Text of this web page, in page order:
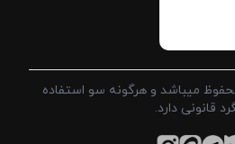
میباشد و هرگونه سو استفاده
قانونی دارد.